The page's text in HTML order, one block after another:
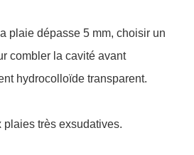
plaie dépasse 5 mm, choisir un
combler la cavité avant
hydrocolloïde transparent.
très exsudatives.